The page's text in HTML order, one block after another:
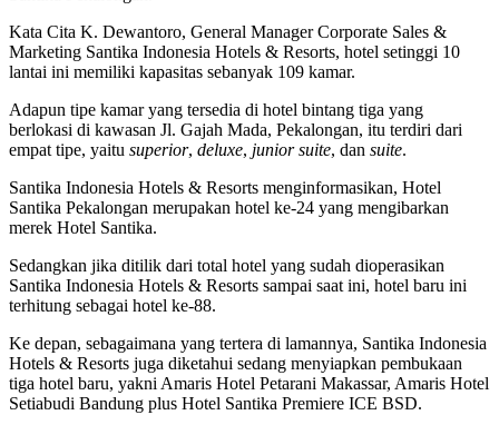
Kata Cita K. Dewantoro, General Manager Corporate Sales &
Marketing Santika Indonesia Hotels & Resorts, hotel setinggi 10
lantai ini memiliki kapasitas sebanyak 109 kamar.
Adapun tipe kamar yang tersedia di hotel bintang tiga yang
berlokasi di kawasan Jl. Gajah Mada, Pekalongan, itu terdiri dari
empat tipe, yaitu superior, deluxe, junior suite, dan suite.
Santika Indonesia Hotels & Resorts menginformasikan, Hotel
Santika Pekalongan merupakan hotel ke-24 yang mengibarkan
merek Hotel Santika.
Sedangkan jika ditilik dari total hotel yang sudah dioperasikan
Santika Indonesia Hotels & Resorts sampai saat ini, hotel baru ini
terhitung sebagai hotel ke-88.
Ke depan, sebagaimana yang tertera di lamannya, Santika Indonesia
Hotels & Resorts juga diketahui sedang menyiapkan pembukaan
tiga hotel baru, yakni Amaris Hotel Petarani Makassar, Amaris Hotel
Setiabudi Bandung plus Hotel Santika Premiere ICE BSD.